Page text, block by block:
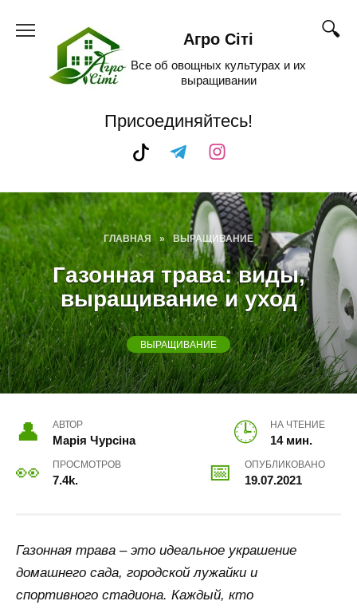
Агро Сіті
Все об овощных культурах и их
выращивании
Присоединяйтесь!
ГЛАВНАЯ » ВЫРАЩИВАНИЕ
Газонная трава: виды,
выращивание и уход
ВЫРАЩИВАНИЕ
АВТОР
Марія Чурсіна
НА ЧТЕНИЕ
14 мин.
ПРОСМОТРОВ
7.4k.
ОПУБЛИКОВАНО
19.07.2021
Газонная трава – это идеальное украшение
домашнего сада, городской лужайки и
спортивного стадиона. Каждый, кто